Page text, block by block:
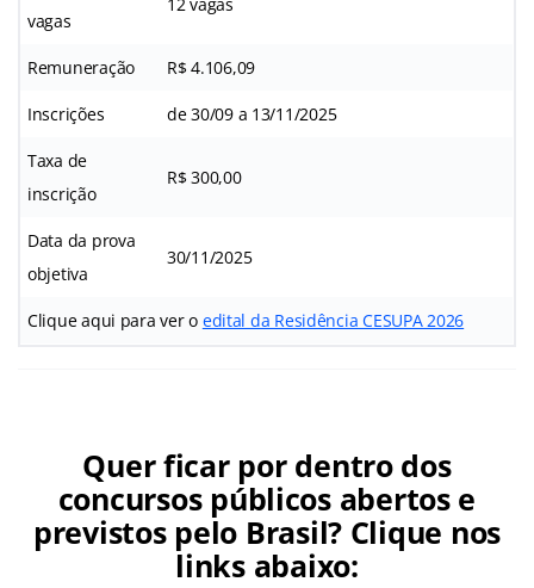
vagas
Remuneração R$ 4.106,09
Inscrições de 30/09 a 13/11/2025
Taxa de
inscrição
R$ 300,00
Data da prova
objetiva
30/11/2025
Clique aqui para ver o edital da Residência CESUPA 2026
Quer ficar por dentro dos
concursos públicos abertos e
previstos pelo Brasil? Clique nos
links abaixo: